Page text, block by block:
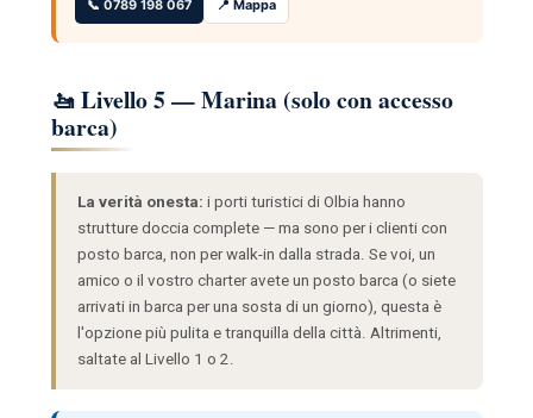
📞 0789 198 067 📍 Mappa
🚤 Livello 5 — Marina (solo con accesso
barca)
La verità onesta: i porti turistici di Olbia hanno
strutture doccia complete — ma sono per i clienti con
posto barca, non per walk-in dalla strada. Se voi, un
amico o il vostro charter avete un posto barca (o siete
arrivati in barca per una sosta di un giorno), questa è
l'opzione più pulita e tranquilla della città. Altrimenti,
saltate al Livello 1 o 2.